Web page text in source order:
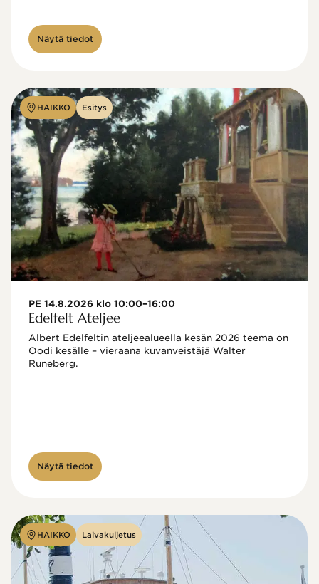
Näytä tiedot
HAIKKO Esitys
PE 14.8.2026 klo 10:00–16:00
Edelfelt Ateljee
Albert Edelfeltin ateljeealueella kesän 2026 teema on
Oodi kesälle – vieraana kuvanveistäjä Walter
Näytä tiedot
HAIKKO Laivakuljetus